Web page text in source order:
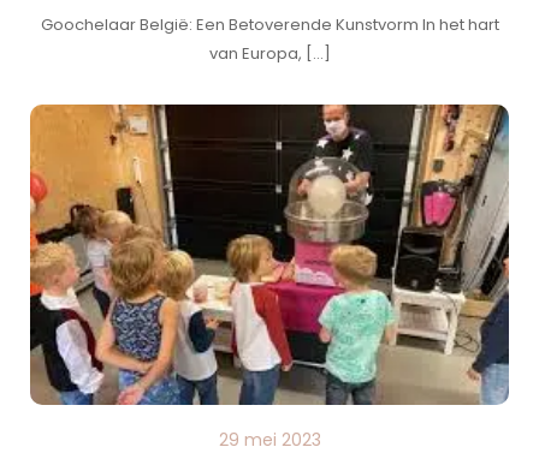
Goochelaar België: Een Betoverende Kunstvorm In het hart
van Europa, […]
29 mei 2023